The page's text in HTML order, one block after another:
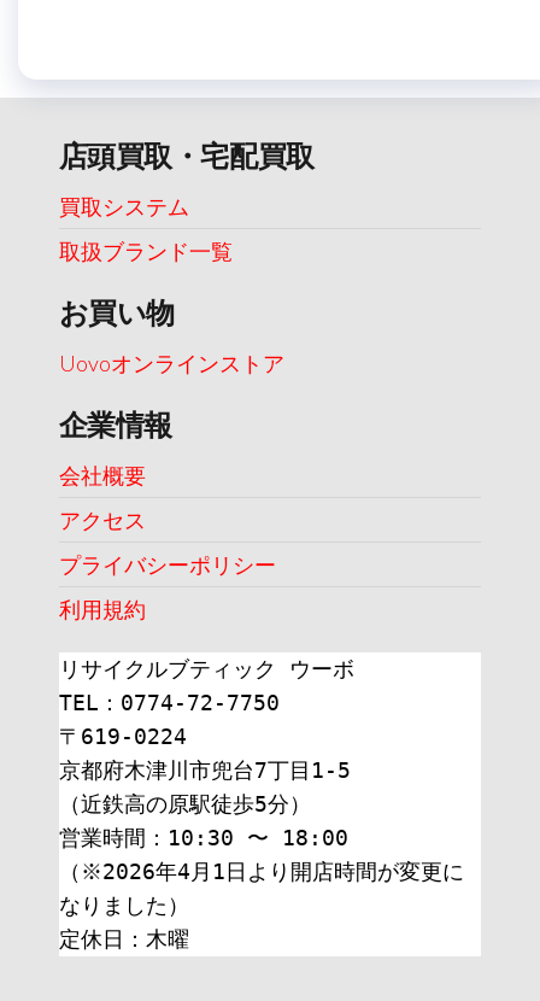
店頭買取・宅配買取
買取システム
取扱ブランド一覧
お買い物
Uovoオンラインストア
企業情報
会社概要
アクセス
プライバシーポリシー
利用規約
リサイクルブティック ウーボ
TEL：0774-72-7750
〒619-0224
京都府木津川市兜台7丁目1-5
（近鉄高の原駅徒歩5分）
営業時間：10:30 〜 18:00
（※2026年4月1日より開店時間が変更に
なりました）
定休日：木曜